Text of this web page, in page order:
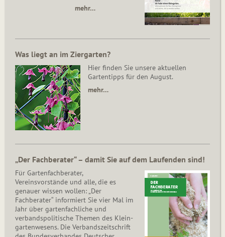
mehr…
Was liegt an im Ziergarten?
Hier finden Sie unsere aktuellen
Gartentipps für den August.
mehr…
„Der Fachberater“ – damit Sie auf dem Laufenden sind!
Für Gartenfachberater,
Vereinsvorstände und alle, die es
genauer wissen wollen: „Der
Fachberater“ informiert Sie vier Mal im
Jahr über gartenfachliche und
verbandspolitische Themen des Klein­
gar­ten­wesens. Die Ver­bands­zeit­schrift